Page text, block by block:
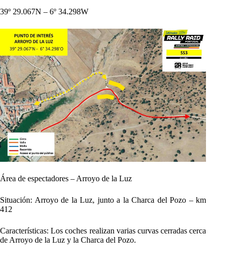
39º 29.067N – 6º 34.298W
Área de espectadores – Arroyo de la Luz
Situación: Arroyo de la Luz, junto a la Charca del Pozo – km
412
Características: Los coches realizan varias curvas cerradas cerca
de Arroyo de la Luz y la Charca del Pozo.